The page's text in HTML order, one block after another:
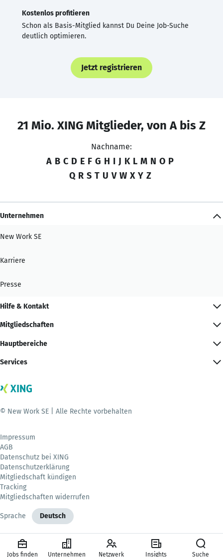
Kostenlos profitieren
Schon als Basis-Mitglied kannst Du Deine Job-Suche
deutlich optimieren.
Jetzt registrieren
21 Mio. XING Mitglieder, von A bis Z
Nachname:
A B C D E F G H I J K L M N O P
Q R S T U V W X Y Z
Unternehmen
New Work SE
Karriere
Presse
Hilfe & Kontakt
Mitgliedschaften
Hauptbereiche
Services
© New Work SE | Alle Rechte vorbehalten
Impressum
AGB
Datenschutz bei XING
Datenschutzerklärung
Mitgliedschaft kündigen
Tracking
Mitgliedschaften widerrufen
Sprache Deutsch
Jobs finden Unternehmen Netzwerk Insights Suche